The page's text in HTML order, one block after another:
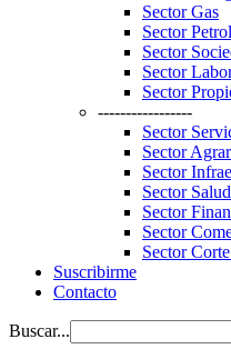
Sector Gas
Sector
Sector
Sector
Sector
-----------------
Sector
Sector
Sector
Sector Salud
Sector
Sector
Sector
Suscribirme
Contacto
Buscar...